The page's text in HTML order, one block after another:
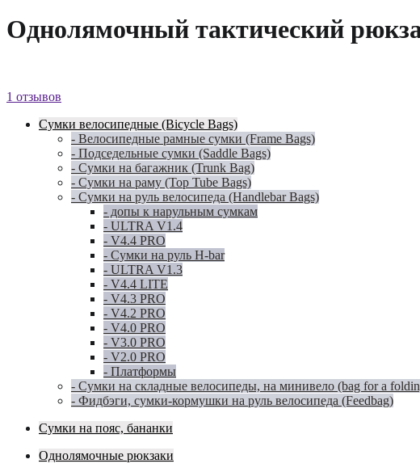
Однолямочный тактический
1 отзывов
Сумки велосипедные (Bicycle Bags)
- Велосипедные рамные сумки (Frame Bags)
- Подседельные сумки (Saddle Bags)
- Сумки на багажник (Trunk Bag)
- Сумки на раму (Top Tube Bags)
- Сумки на руль велосипеда (Handlebar Bags)
- допы к нарульным сумкам
- ULTRA V1.4
- V4.4 PRO
- Сумки на руль H-bar
- ULTRA V1.3
- V4.4 LITE
- V4.3 PRO
- V4.2 PRO
- V4.0 PRO
- V3.0 PRO
- V2.0 PRO
- Платформы
- Сумки на складные велосипеды, на минивело (bag for a
- Фидбэги, сумки-кормушки на руль велосипеда (Feedbag)
Сумки на пояс, бананки
Однолямочные рюкзаки